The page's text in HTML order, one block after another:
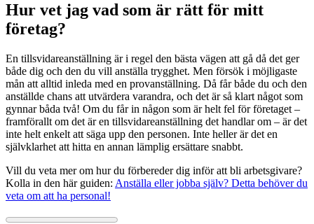
Hur vet jag vad som är rätt för mitt
företag?
En tillsvidareanställning är i regel den bästa vägen att gå då det ger
både dig och den du vill anställa trygghet. Men försök i möjligaste
mån att alltid inleda med en provanställning. Då får både du och den
anställde chans att utvärdera varandra, och det är så klart något som
gynnar båda två! Om du får in någon som är helt fel för företaget –
framförallt om det är en tillsvidareanställning det handlar om – är det
inte helt enkelt att säga upp den personen. Inte heller är det en
självklarhet att hitta en annan lämplig ersättare snabbt.
Vill du veta mer om hur du förbereder dig inför att bli arbetsgivare?
Kolla in den här guiden: Anställa eller jobba själv? Detta behöver du
veta om att ha personal!